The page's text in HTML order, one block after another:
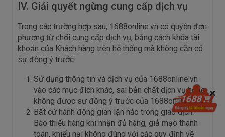
IV. Giải quyết ngừng cung cấp dịch vụ
Trong các trường hợp sau, 1688online.vn có quyền đơn
phương từ chối cung cấp dịch vụ, bằng cách khóa tài
khoản của Khách hàng trên hệ thống mà không cần có
sự đồng ý trước:
Sử dụng thông tin và dịch vụ của 1688online.vn
vào các mục đích khác, sai bản chất dịch vụ hoặc
không được sự đồng ý trước của 1688online.vn.
Bất cứ hành động gian lận nào trong giao dịch:
Báo thiếu hàng khi nhận đủ hàng, giả mạo thanh
toán, khiếu nại không đúng với các quy định về